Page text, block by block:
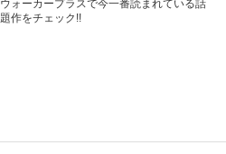
ウォーカープラスで今一番読まれている話
題作をチェック!!